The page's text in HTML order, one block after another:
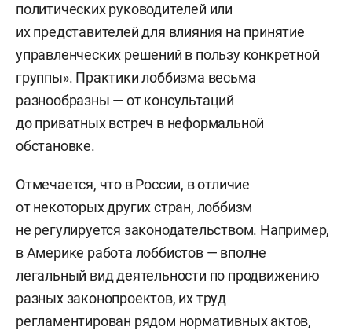
политических руководителей или
их представителей для влияния на принятие
управленческих решений в пользу конкретной
группы». Практики лоббизма весьма
разнообразны — от консультаций
до приватных встреч в неформальной
обстановке.
Отмечается, что в России, в отличие
от некоторых других стран, лоббизм
не регулируется законодательством. Например,
в Америке работа лоббистов — вполне
легальный вид деятельности по продвижению
разных законопроектов, их труд
регламентирован рядом нормативных актов,